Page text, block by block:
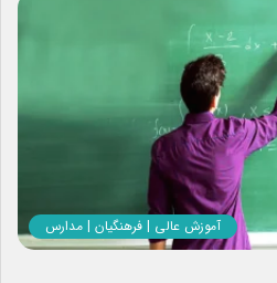
آموزش عالی | فرهنگیان | مدارس